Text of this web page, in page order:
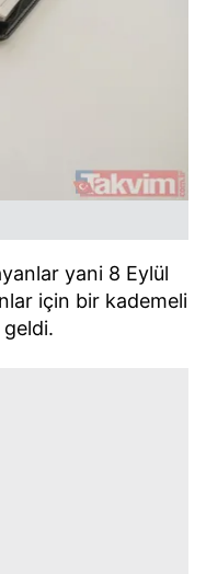
yani 8 Eylül
için bir kademeli